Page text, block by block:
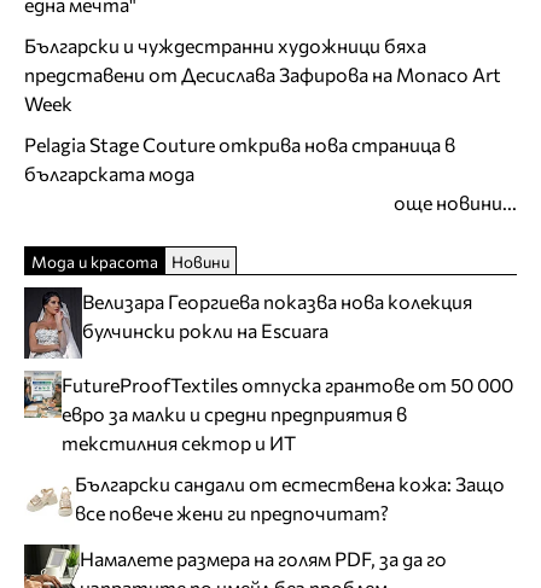
Български и чуждестранни художници бяха
представени от Десислава Зафирова на Monaco Art
Week
Pelagia Stage Couture открива нова страница в
българската мода
още новини...
Мода и красота Новини
Велизара Георгиева показва нова колекция
булчински рокли на Escuara
FutureProofTextiles отпуска грантове от 50 000
евро за малки и средни предприятия в
текстилния сектор и ИТ
Български сандали от естествена кожа: Защо
все повече жени ги предпочитат?
Намалете размера на голям PDF, за да го